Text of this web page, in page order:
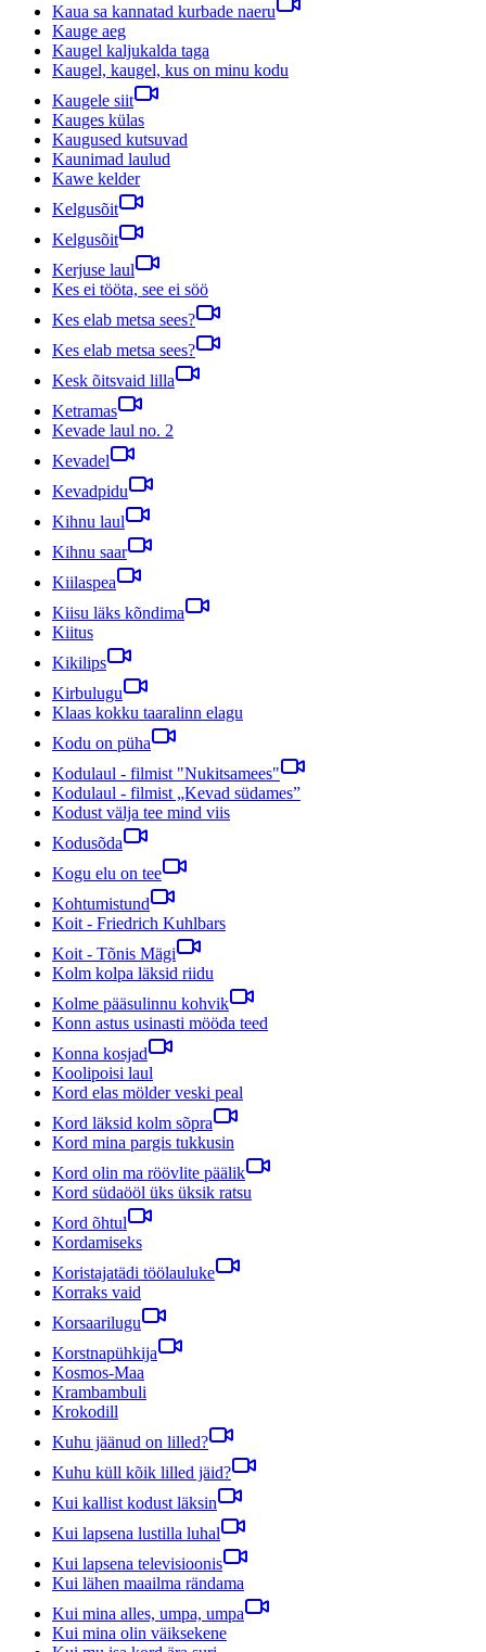
Kaua sa kannatad kurbade naeru
Kauge aeg
Kaugel kaljukalda taga
Kaugel, kaugel, kus on minu kodu
Kaugele siit
Kauges külas
Kaugused kutsuvad
Kaunimad laulud
Kawe kelder
Kelgusõit
Kelgusõit
Kerjuse laul
Kes ei tööta, see ei söö
Kes elab metsa sees?
Kes elab metsa sees?
Kesk õitsvaid lilla
Ketramas
Kevade laul no. 2
Kevadel
Kevadpidu
Kihnu laul
Kihnu saar
Kiilaspea
Kiisu läks kõndima
Kiitus
Kikilips
Kirbulugu
Klaas kokku taaralinn elagu
Kodu on püha
Kodulaul - filmist "Nukitsamees"
Kodulaul - filmist „Kevad südames”
Kodust välja tee mind viis
Kodusõda
Kogu elu on tee
Kohtumistund
Koit - Friedrich Kuhlbars
Koit - Tõnis Mägi
Kolm kolpa läksid riidu
Kolme pääsulinnu kohvik
Konn astus usinasti mööda teed
Konna kosjad
Koolipoisi laul
Kord elas mölder veski peal
Kord läksid kolm sõpra
Kord mina pargis tukkusin
Kord olin ma röövlite päälik
Kord südaööl üks üksik ratsu
Kord õhtul
Kordamiseks
Koristajatädi töölauluke
Korraks vaid
Korsaarilugu
Korstnapühkija
Kosmos-Maa
Krambambuli
Krokodill
Kuhu jäänud on lilled?
Kuhu küll kõik lilled jäid?
Kui kallist kodust läksin
Kui lapsena lustilla luhal
Kui lapsena televisioonis
Kui lähen maailma rändama
Kui mina alles, umpa, umpa
Kui mina olin väiksekene